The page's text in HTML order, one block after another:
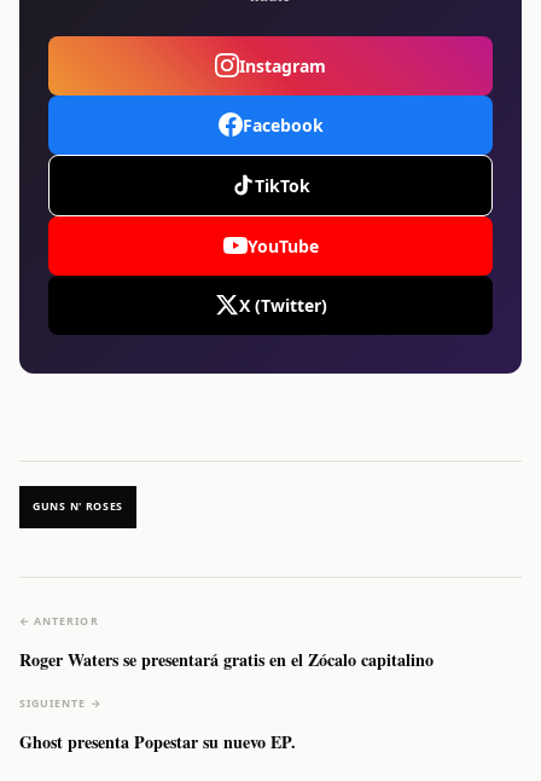
Instagram
Facebook
TikTok
YouTube
X (Twitter)
GUNS N' ROSES
← ANTERIOR
Roger Waters se presentará gratis en el Zócalo capitalino
SIGUIENTE →
Ghost presenta Popestar su nuevo EP.